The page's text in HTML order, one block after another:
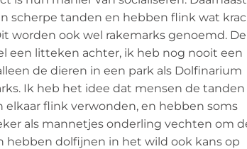
scherpe tanden en hebben flink wat
worden ook wel rakemarks genoemd. De
een litteken achter, ik heb nog nooit een
de dieren in een park als Dolfinarium
Ik heb het idee dat mensen de tanden
flink verwonden, en hebben soms
als mannetjes onderling vechten om
hebben dolfijnen in het wild ook kans op